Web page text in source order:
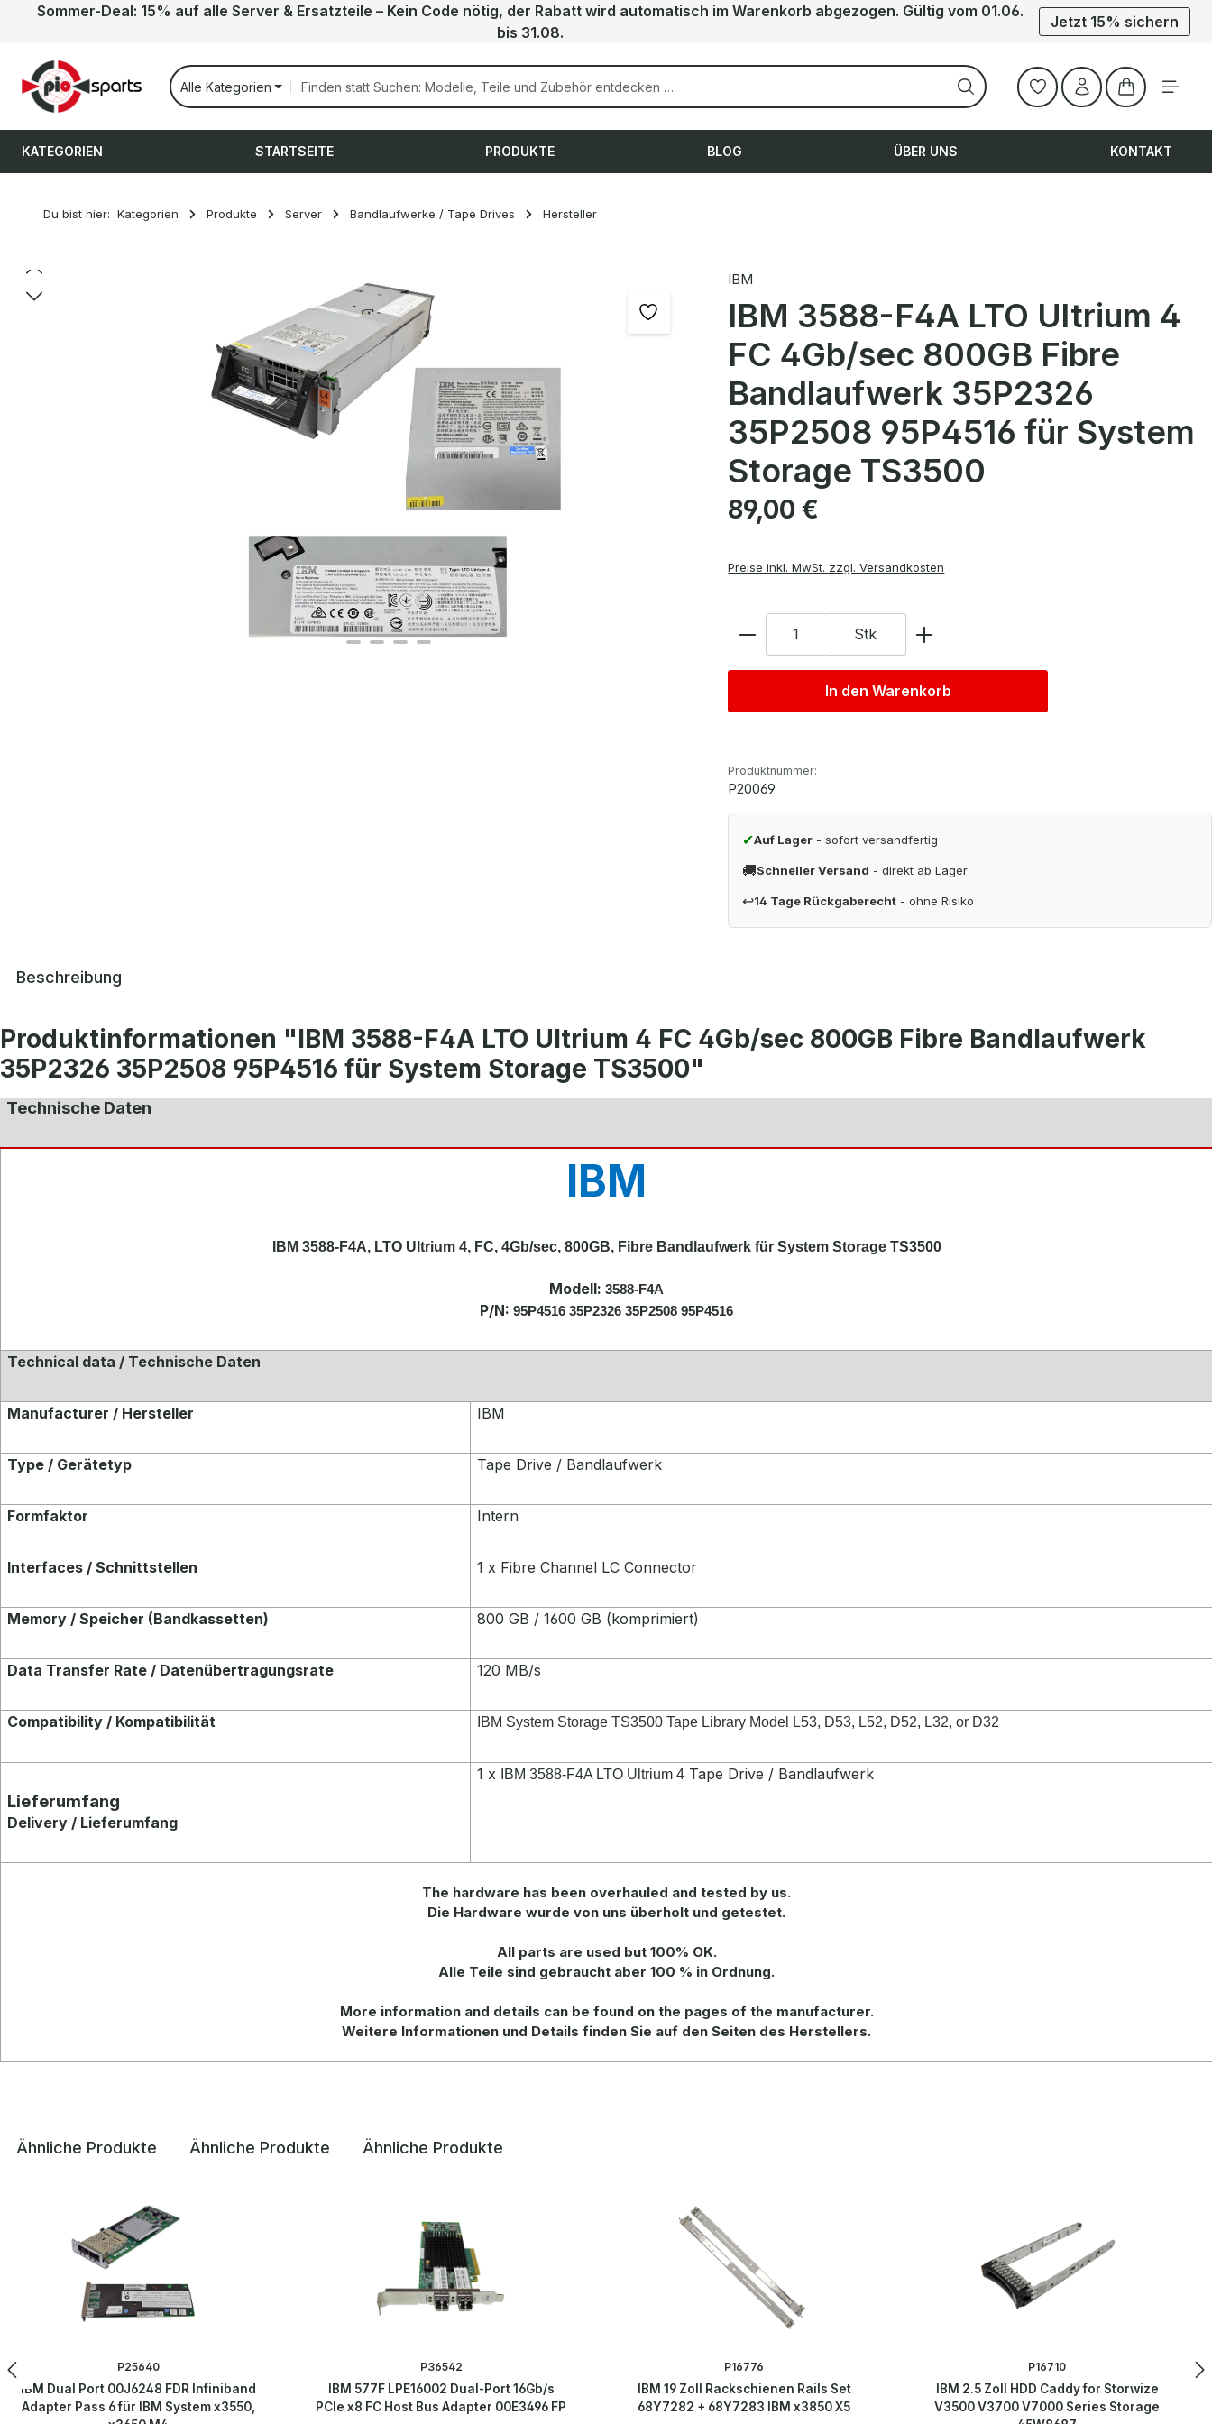
Hauptinhalt springen
Zur Suche springen
Zur Hauptnavigation springen
Sommer-Deal: 15% auf alle Server & Ersatzteile – Kein Code nötig, der Rabatt wird automatisch im Warenkorb abgezogen. Gültig vom 01.06.
bis 31.08.
Jetzt 15% sichern
Alle Kategorien
Warenkorb
KATEGORIEN STARTSEITE PRODUKTE BLOG ÜBER UNS KONTAKT
Du bist hier: Kategorien Produkte Server Bandlaufwerke / Tape Drives Hersteller
Bildergalerie überspringen IBM
IBM 3588-F4A LTO Ultrium 4
FC 4Gb/sec 800GB Fibre
Bandlaufwerk 35P2326
35P2508 95P4516 für System
Storage TS3500
Regulärer Preis:
89,00 €
Preise inkl. MwSt. zzgl. Versandkosten
Anzahl Stk
In den Warenkorb
Produktnummer:
P20069
✔Auf Lager - sofort versandfertig
🚚Schneller Versand - direkt ab Lager
↩14 Tage Rückgaberecht - ohne Risiko
Beschreibung
Produktinformationen "IBM 3588-F4A LTO Ultrium 4 FC 4Gb/sec 800GB Fibre Bandlaufwerk
35P2326 35P2508 95P4516 für System Storage TS3500"
Technische Daten
IBM
IBM 3588-F4A, LTO Ultrium 4, FC, 4Gb/sec, 800GB, Fibre Bandlaufwerk für System Storage TS3500
Modell: 3588-F4A
P/N: 95P4516 35P2326 35P2508 95P4516
Technical data / Technische Daten
Manufacturer / Hersteller IBM
Type / Gerätetyp Tape Drive / Bandlaufwerk
Formfaktor Intern
Interfaces / Schnittstellen 1 x Fibre Channel LC Connector
Memory / Speicher (Bandkassetten) 800 GB / 1600 GB (komprimiert)
Data Transfer Rate / Datenübertragungsrate 120 MB/s
Compatibility / Kompatibilität IBM System Storage TS3500 Tape Library Model L53, D53, L52, D52, L32, or D32
Lieferumfang
Delivery / Lieferumfang
1 x IBM 3588-F4A LTO Ultrium 4 Tape Drive / Bandlaufwerk
The hardware has been overhauled and tested by us.
Die Hardware wurde von uns überholt und getestet.
All parts are used but 100% OK.
Alle Teile sind gebraucht aber 100 % in Ordnung.
More information and details can be found on the pages of the manufacturer.
Weitere Informationen und Details finden Sie auf den Seiten des Herstellers.
Ähnliche Produkte Ähnliche Produkte Ähnliche Produkte
P25640
IBM Dual Port 00J6248 FDR Infiniband
Adapter Pass 6 für IBM System x3550,
P36542
IBM 577F LPE16002 Dual-Port 16Gb/s
PCIe x8 FC Host Bus Adapter 00E3496 FP
P16776
IBM 19 Zoll Rackschienen Rails Set
68Y7282 + 68Y7283 IBM x3850 X5
P16710
IBM 2.5 Zoll HDD Caddy for Storwize
V3500 V3700 V7000 Series Storage